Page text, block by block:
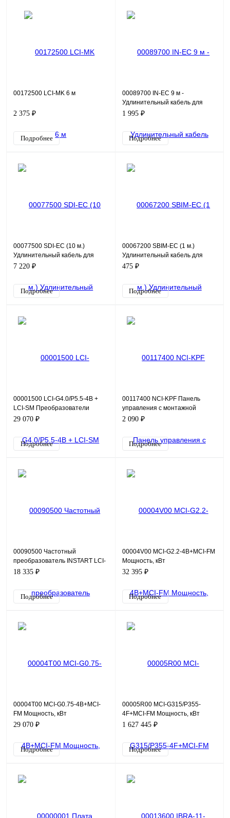
00172500 LCI-MK 6 м
2 375 ₽
Подробнее
00089700 IN-EC 9 м -
Удлинительный кабель для
панели IN-KP
1 995 ₽
Подробнее
00077500 SDI-EC (10 м.)
Удлинительный кабель для
панели SDI-KP
7 220 ₽
Подробнее
00067200 SBIM-EC (1 м.)
Удлинительный кабель для
панели SBIM-KP
475 ₽
Подробнее
00001500 LCI-G4.0/P5.5-4B +
LCI-SM Преобразователи
частоты серии LCI для
29 070 ₽
Подробнее
00117400 NCI-KPF Панель
управления с монтажной
рамкой
2 090 ₽
Подробнее
00090500 Частотный
преобразователь INSTART LCI-
G0.75-4B (S), 380В, 0,75кВт,
18 335 ₽
Подробнее
00004V00 MCI-G2.2-4B+MCI-FM
Мощность, кВт
общепромышленный режим
Ток, А о
32 395 ₽
Подробнее
00004T00 MCI-G0.75-4B+MCI-
FM Мощность, кВт
общепромышленный режим
Ток, А
29 070 ₽
Подробнее
00005R00 MCI-G315/P355-
4F+MCI-FM Мощность, кВт
общепромышленный режим
Т
1 627 445 ₽
Подробнее